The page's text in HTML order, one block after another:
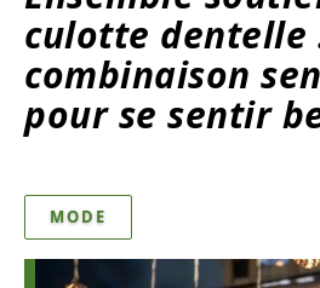
culotte dentelle
combinaison
pour se sentir
MODE